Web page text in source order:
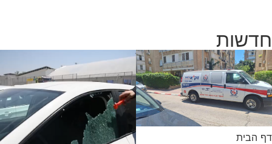
חדשות
דף הבית